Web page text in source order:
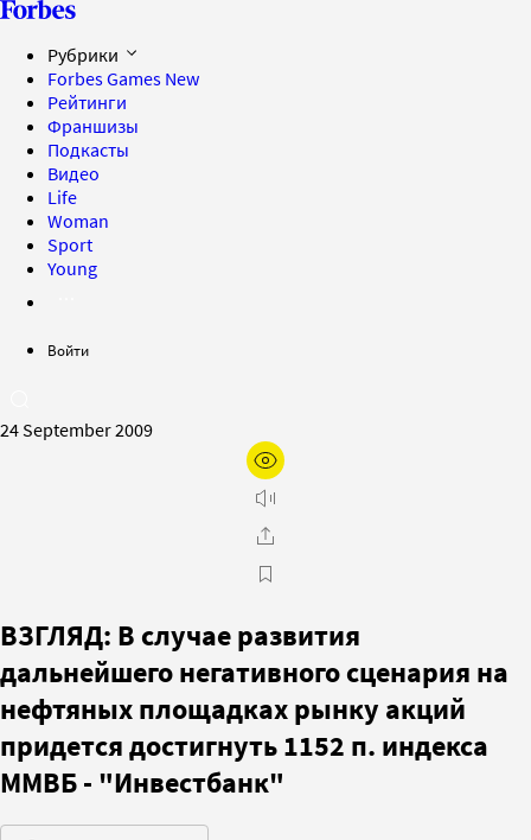
Рубрики
Forbes Games New
Рейтинги
Франшизы
Подкасты
Видео
Life
Woman
Sport
Young
Войти
24 September 2009
ВЗГЛЯД: В случае развития
дальнейшего негативного сценария на
нефтяных площадках рынку акций
придется достигнуть 1152 п. индекса
ММВБ - "Инвестбанк"